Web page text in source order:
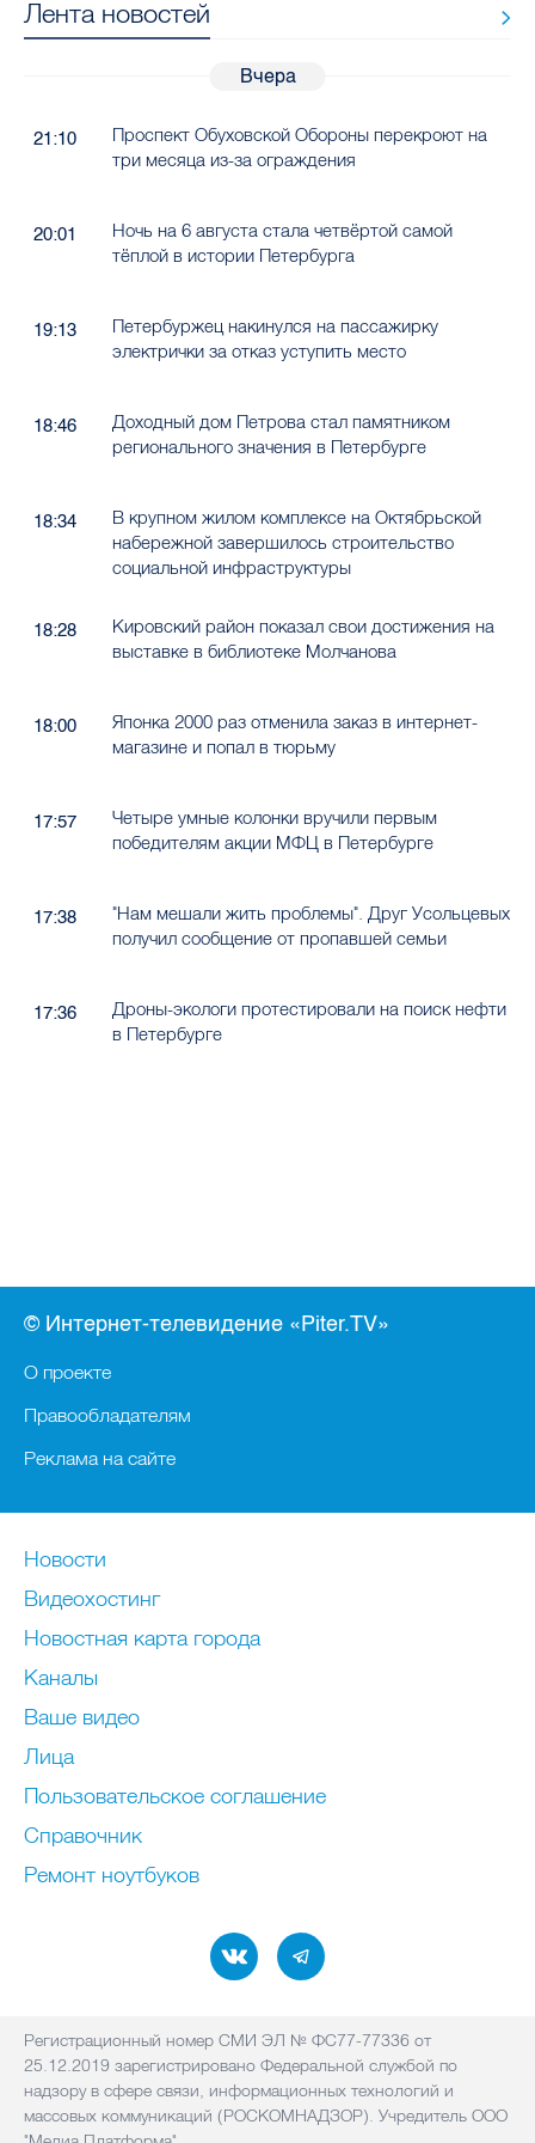
Лента новостей
Вчера
21:10
Проспект Обуховской Обороны перекроют на
три месяца из-за ограждения
20:01
Ночь на 6 августа стала четвёртой самой
тёплой в истории Петербурга
19:13
Петербуржец накинулся на пассажирку
электрички за отказ уступить место
18:46
Доходный дом Петрова стал памятником
регионального значения в Петербурге
18:34
В крупном жилом комплексе на Октябрьской
набережной завершилось строительство
социальной инфраструктуры
18:28
Кировский район показал свои достижения на
выставке в библиотеке Молчанова
18:00
Японка 2000 раз отменила заказ в интернет-
магазине и попал в тюрьму
17:57
Четыре умные колонки вручили первым
победителям акции МФЦ в Петербурге
17:38
"Нам мешали жить проблемы". Друг Усольцевых
получил сообщение от пропавшей семьи
17:36
Дроны-экологи протестировали на поиск нефти
в Петербурге
© Интернет-телевидение «Piter.TV»
О проекте
Правообладателям
Реклама на сайте
Новости
Видеохостинг
Новостная карта города
Каналы
Ваше видео
Лица
Пользовательское соглашение
Справочник
Ремонт нoутбуков
Регистрационный номер СМИ ЭЛ № ФС77-77336 от
25.12.2019 зарегистрировано Федеральной службой по
надзору в сфере связи, информационных технологий и
массовых коммуникаций (РОСКОМНАДЗОР). Учредитель ООО